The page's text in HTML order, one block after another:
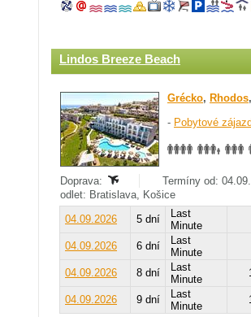
Lindos Breeze Beach
Grécko, Rhodos,
- Pobytové
Doprava:
Termíny od:
odlet: Bratislava, Košice
04.09.2026
5 dní
Last
Minute
04.09.2026 6 dní
Last
Minute
04.09.2026 8 dní
Last
Minute
04.09.2026 9 dní
Last
Minute